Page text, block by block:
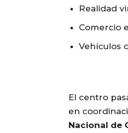
Realidad
Comercio
Vehículos
El centro
en
Nacional de